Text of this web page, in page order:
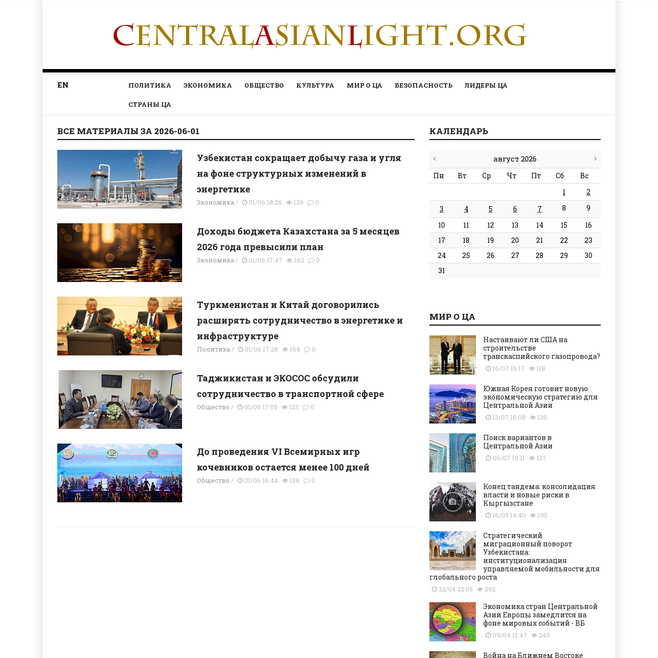
EN ПОЛИТИКА ЭКОНОМИКА ОБЩЕСТВО КУЛЬТУРА МИР О ЦА БЕЗОПАСНОСТЬ ЛИДЕРЫ ЦА
СТРАНЫ ЦА
ВСЕ МАТЕРИАЛЫ ЗА 2026-06-01
Узбекистан сокращает добычу газа и угля
на фоне структурных изменений в
энергетике
Экономика/ 01/06 18:26 128 0
Доходы бюджета Казахстана за 5 месяцев
2026 года превысили план
Экономика/ 01/06 17:47 162 0
Туркменистан и Китай договорились
расширять сотрудничество в энергетике и
инфраструктуре
Политика/ 01/06 17:28 164 0
Таджикистан и ЭКОСОС обсудили
сотрудничество в транспортной сфере
Общество / 01/06 17:05 133 0
До проведения VI Всемирных игр
кочевников остается менее 100 дней
Общество / 01/06 16:44 158 0
КАЛЕНДАРЬ
август 2026
Пн Вт Ср Чт Пт Сб
Вс
1
2
3
4 5 6 7 8
9
10
11 12 13 14 15
16
17
18 19 20 21 22
23
24
25 26 27 28 29
30
31
МИР О ЦА
Настаивают ли США на
строительстве
транскаспийского газопровода?
16/07 16:17 118
Южная Корея готовит новую
экономическую стратегию для
Центральной Азии
13/07 16:08 130
Поиск вариантов в
Центральной Азии
06/07 19:11 137
Конец тандема: консолидация
власти и новые риски в
Кыргызстане
16/05 14:40 195
Стратегический
миграционный поворот
Узбекистана:
институционализация
управляемой мобильности для
глобального роста
22/04 22:05 292
Экономика стран Центральной
Азии Европы замедлится на
фоне мировых событий - ВБ
09/04 15:47 245
Война на Ближнем Востоке